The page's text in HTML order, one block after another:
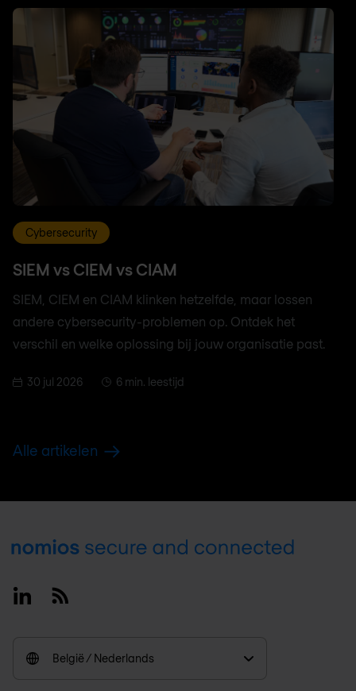
Cybersecurity
SIEM vs CIEM vs CIAM
SIEM, CIEM en CIAM klinken hetzelfde, maar lossen
andere cybersecurity-problemen op. Ontdek het
verschil en welke oplossing bij jouw organisatie past.
30 jul 2026 6 min. leestijd
Alle artikelen
Footer
LinkedinRSS
België / Nederlands